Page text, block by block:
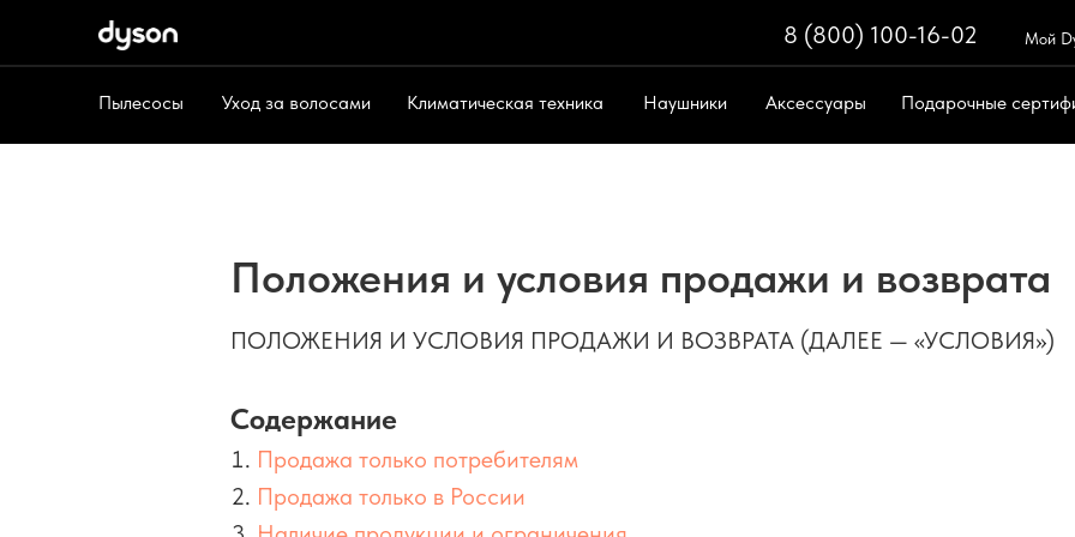
8 (800) 100-
Пылесосы Уход за волосами Климатическая техника Поддержка Поиск
Мой
8 (800) 100-16-02
Пылесосы Уход за волосами Климатическая техника Аксессуары Подарочные
Наушники
Положения и условия продажи и возврата
ПОЛОЖЕНИЯ И УСЛОВИЯ ПРОДАЖИ И ВОЗВРАТА (ДАЛЕЕ — «УСЛОВИЯ»)
Содержание
Продажа только потребителям
Продажа только в России